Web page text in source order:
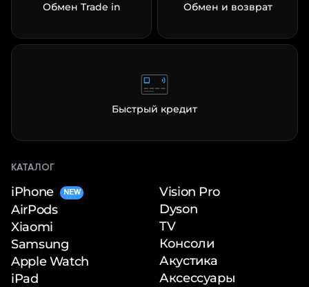
Обмен Trade in Обмен и возврат
Быстрый кредит
КАТАЛОГ
iPhone NEW
AirPods
Xiaomi
Samsung
Apple Watch
iPad
Vision Pro
Dyson
TV
Консоли
Акустика
Аксессуары